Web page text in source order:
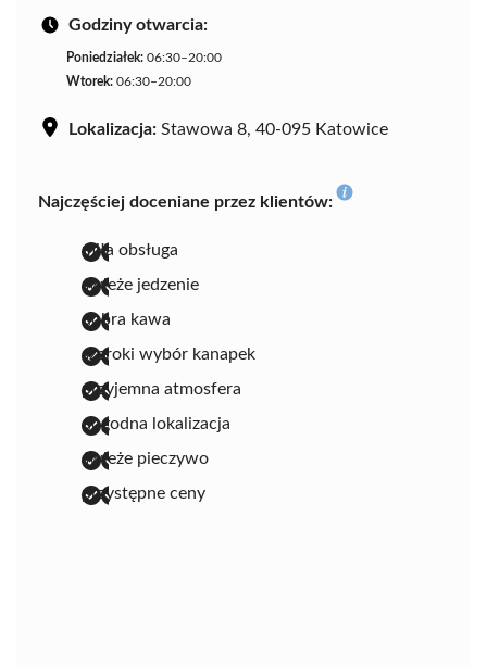
Godziny otwarcia:
Poniedziałek: 06:30–20:00
Wtorek: 06:30–20:00
Lokalizacja: Stawowa 8, 40-095 Katowice
Najczęściej doceniane przez klientów:
miła obsługa
świeże jedzenie
dobra kawa
szeroki wybór kanapek
przyjemna atmosfera
dogodna lokalizacja
świeże pieczywo
przystępne ceny